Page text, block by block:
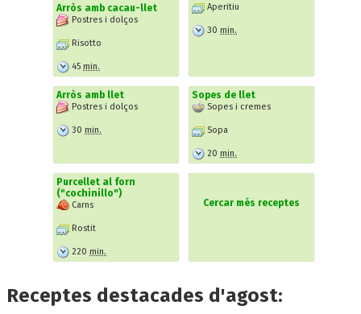
Arròs amb cacau-llet
Postres i dolços
Risotto
45 min.
Aperitiu
30 min.
Arròs amb llet
Postres i dolços
30 min.
Sopes de llet
Sopes i cremes
Sopa
20 min.
Purcellet al forn
("cochinillo")
Carns
Rostit
220 min.
Cercar més receptes
Receptes destacades d'agost: